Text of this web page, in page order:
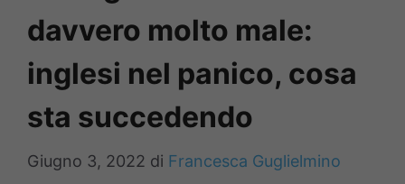
davvero molto male:
inglesi nel panico, cosa
sta succedendo
Giugno 3, 2022 di Francesca Guglielmino